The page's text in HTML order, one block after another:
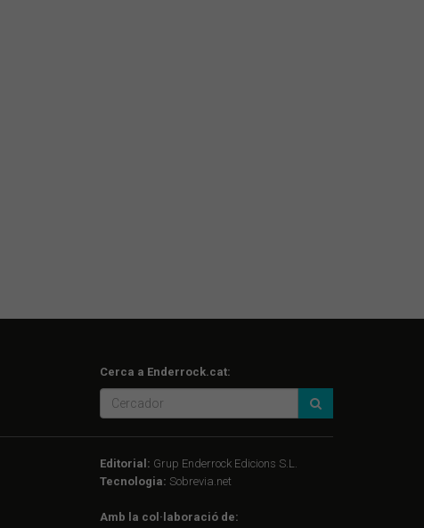
Cerca a Enderrock.cat:
Editorial: Grup Enderrock Edicions S.L.
Tecnologia: Sobrevia.net
Amb la col·laboració de: